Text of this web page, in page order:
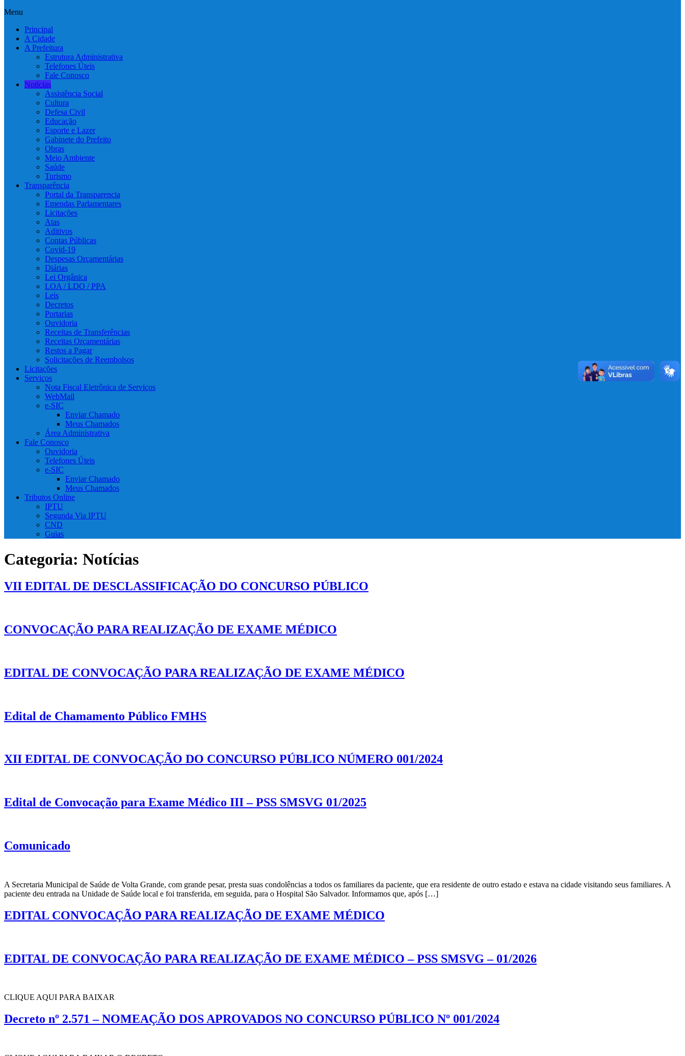
Menu
Principal
A Cidade
A Prefeitura
Estrutura Administrativa
Telefones Úteis
Fale Conosco
Notícias
Assistência Social
Cultura
Defesa Civil
Educação
Esporte e Lazer
Gabinete do Prefeito
Obras
Meio Ambiente
Saúde
Turismo
Transparência
Portal da Transparencia
Emendas Parlamentares
Licitações
Atas
Aditivos
Contas Públicas
Covid-19
Despesas Orçamentárias
Diárias
Lei Orgânica
LOA / LDO / PPA
Leis
Decretos
Portarias
Ouvidoria
Receitas de Transferências
Receitas Orçamentárias
Restos a Pagar
Solicitações de Reembolsos
Licitações
Serviços
Nota Fiscal Eletrônica de Serviços
WebMail
e-SIC
Enviar Chamado
Meus Chamados
Área Administrativa
Fale Conosco
Ouvidoria
Telefones Úteis
e-SIC
Enviar Chamado
Meus Chamados
Tributos Online
IPTU
Segunda Via IPTU
CND
Guias
Categoria: Notícias
VII EDITAL DE DESCLASSIFICAÇÃO DO CONCURSO PÚBLICO
CONVOCAÇÃO PARA REALIZAÇÃO DE EXAME MÉDICO
EDITAL DE CONVOCAÇÃO PARA REALIZAÇÃO DE EXAME MÉDICO
Edital de Chamamento Público FMHS
XII EDITAL DE CONVOCAÇÃO DO CONCURSO PÚBLICO NÚMERO 001/2024
Edital de Convocação para Exame Médico III – PSS SMSVG 01/2025
Comunicado
A Secretaria Municipal de Saúde de Volta Grande, com grande pesar, presta suas condolências a todos os familiares da paciente, que era residente de outro estado e estava na cidade visitando seus familiares. A
paciente deu entrada na Unidade de Saúde local e foi transferida, em seguida, para o Hospital São Salvador. Informamos que, após […]
EDITAL CONVOCAÇÃO PARA REALIZAÇÃO DE EXAME MÉDICO
EDITAL DE CONVOCAÇÃO PARA REALIZAÇÃO DE EXAME MÉDICO – PSS SMSVG – 01/2026
CLIQUE AQUI PARA BAIXAR
Decreto nº 2.571 – NOMEAÇÃO DOS APROVADOS NO CONCURSO PÚBLICO Nº 001/2024